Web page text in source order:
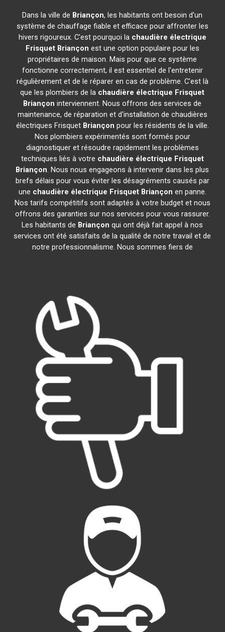
Dans la ville de Briançon, les habitants ont besoin d'un
système de chauffage fiable et efficace pour affronter les
hivers rigoureux. C'est pourquoi la chaudière électrique
Frisquet Briançon est une option populaire pour les
propriétaires de maison. Mais pour que ce système
fonctionne correctement, il est essentiel de l'entretenir
régulièrement et de le réparer en cas de problème. C'est là
que les plombiers de la chaudière électrique Frisquet
Briançon interviennent. Nous offrons des services de
maintenance, de réparation et d'installation de chaudières
électriques Frisquet Briançon pour les résidents de la ville.
Nos plombiers expérimentés sont formés pour
diagnostiquer et résoudre rapidement les problèmes
techniques liés à votre chaudière électrique Frisquet
Briançon. Nous nous engageons à intervenir dans les plus
brefs délais pour vous éviter les désagréments causés par
une chaudière électrique Frisquet Briançon en panne.
Nos tarifs compétitifs sont adaptés à votre budget et nous
offrons des garanties sur nos services pour vous rassurer.
Les habitants de Briançon qui ont déjà fait appel à nos
services ont été satisfaits de la qualité de notre travail et de
notre professionnalisme. Nous sommes fiers de